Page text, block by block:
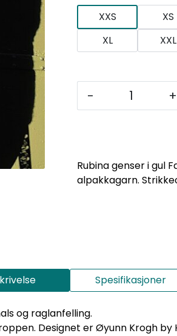
XXS
XS
XL
XXL
- +
Rubina genser i gul
alpakkagarn.
Spesifikasjoner
og raglanfelling.
Designet er Øyunn Krogh by